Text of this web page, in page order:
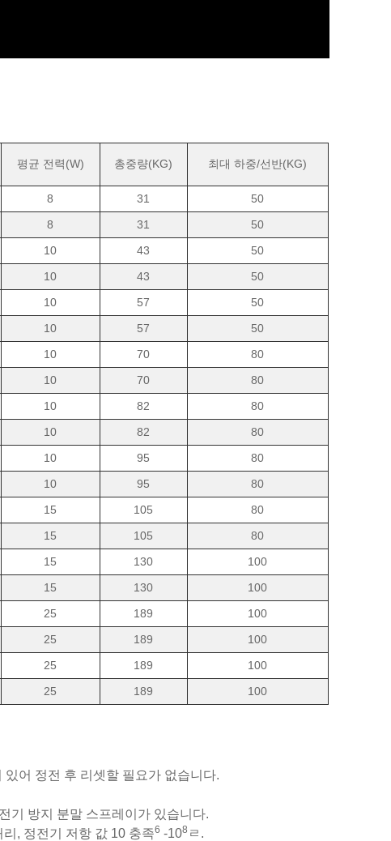
평균 전력(W) 총중량(KG) 최대 하중/선반(KG)
8 31
50
8 31
50
10 43
50
10 43
50
10 57
50
10 57
50
10 70
80
10 70
80
10 82
80
10 82
80
10 95
80
10 95
80
15 105
80
15 105
80
15 130
100
15 130
100
25 189
100
25 189
100
25 189
100
25 189 100
어 정전 후 리셋할 필요가 없습니다.
기 방지 분말 스프레이가 있습니다.
, 정전기 저항 값 10 충족6 -108 ㄹ.